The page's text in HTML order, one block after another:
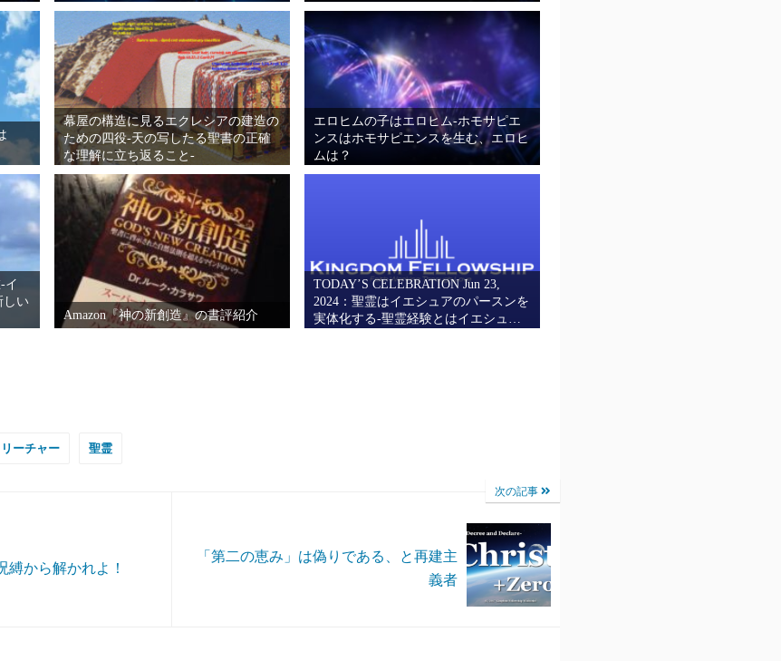
幕屋の構造に見るエクレシアの建造の
ための四役-天の写したる聖書の正確
な理解に立ち返ること-
エロヒムの子はエロヒム-ホモサピエ
ンスはホモサピエンスを生む、エロヒ
ムは？
イ
しい
Amazon『神の新創造』の書評紹介
TODAY’S CELEBRATION Jun 23,
2024：聖霊はイエシュアのパースンを
実体化する-聖霊経験とはイエシュを
ーチャー 聖霊
縛から解かれよ！
次の記事
「第二の恵み」は偽りである、と再建主
義者